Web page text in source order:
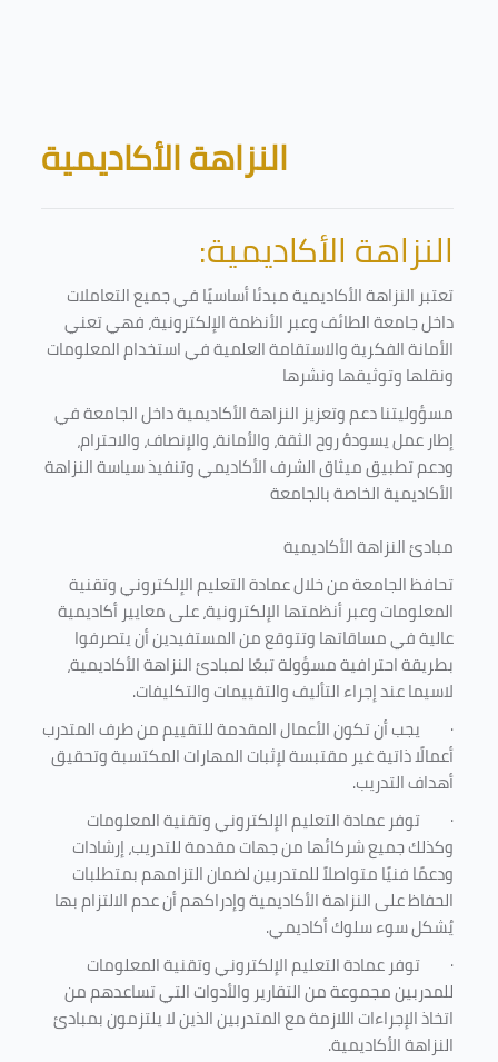
Blocks
النزاهة الأكاديمية
النزاهة الأكاديمية:
تعتبر النزاهة الأكاديمية مبدئا أساسيًا في جميع التعاملات
داخل جامعة الطائف وعبر الأنظمة الإلكترونية، فهي تعني
الأمانة الفكرية والاستقامة العلمية في استخدام المعلومات
ونقلها وتوثيقها ونشرها
مسؤوليتنا دعم وتعزيز النزاهة الأكاديمية داخل الجامعة في
إطار عمل يسودهُ روح الثقة، والأمانة، والإنصاف، والاحترام،
ودعم تطبيق ميثاق الشرف الأكاديمي وتنفيذ سياسة النزاهة
الأكاديمية الخاصة بالجامعة
مبادئ النزاهة الأكاديمية
تحافظ الجامعة من خلال عمادة التعليم الإلكتروني وتقنية
المعلومات وعبر أنظمتها الإلكترونية، على معايير أكاديمية
عالية في مساقاتها وتتوقع من المستفيدين أن يتصرفوا
بطريقة احترافية مسؤولة تبعًا لمبادئ النزاهة الأكاديمية،
لاسيما عند إجراء التأليف والتقييمات والتكليفات.
· يجب أن تكون الأعمال المقدمة للتقييم من طرف المتدرب
أعمالًا ذاتية غير مقتبسة لإثبات المهارات المكتسبة وتحقيق
أهداف التدريب.
· توفر عمادة التعليم الإلكتروني وتقنية المعلومات
وكذلك جميع شركائها من جهات مقدمة للتدريب، إرشادات
ودعمًا فنيًا متواصلاً للمتدربين لضمان التزامهم بمتطلبات
الحفاظ على النزاهة الأكاديمية وإدراكهم أن عدم الالتزام بها
يُشكل سوء سلوك أكاديمي.
· توفر عمادة التعليم الإلكتروني وتقنية المعلومات
للمدربين مجموعة من التقارير والأدوات التي تساعدهم من
اتخاذ الإجراءات اللازمة مع المتدربين الذين لا يلتزمون بمبادئ
النزاهة الأكاديمية.